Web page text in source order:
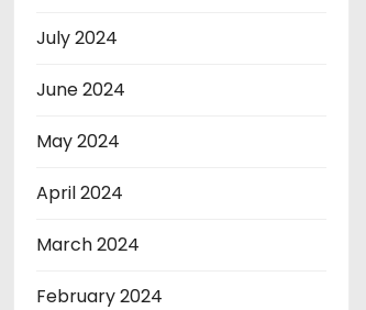
July 2024
June 2024
May 2024
April 2024
March 2024
February 2024